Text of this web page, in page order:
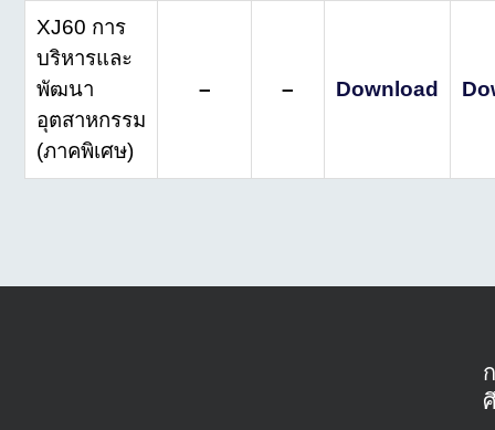
XJ60 การ
บริหารและ
พัฒนา
อุตสาหกรรม
(ภาคพิเศษ)
– – Download